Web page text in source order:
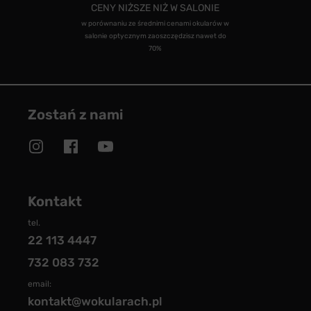
CENY NIŻSZE NIŻ W SALONIE
w porównaniu ze średnimi cenami okularów w
salonie optycznym zaoszczędzisz nawet do
70%
Zostań z nami
Kontakt
tel.
22 113 4447
732 083 732
email:
kontakt@wokularach.pl